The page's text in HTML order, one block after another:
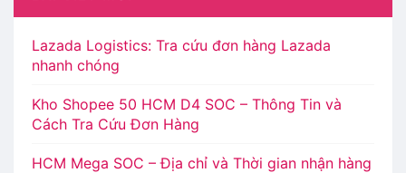
Lazada Logistics: Tra cứu đơn hàng Lazada
nhanh chóng
Kho Shopee 50 HCM D4 SOC – Thông Tin và
Cách Tra Cứu Đơn Hàng
HCM Mega SOC – Địa chỉ và Thời gian nhận hàng